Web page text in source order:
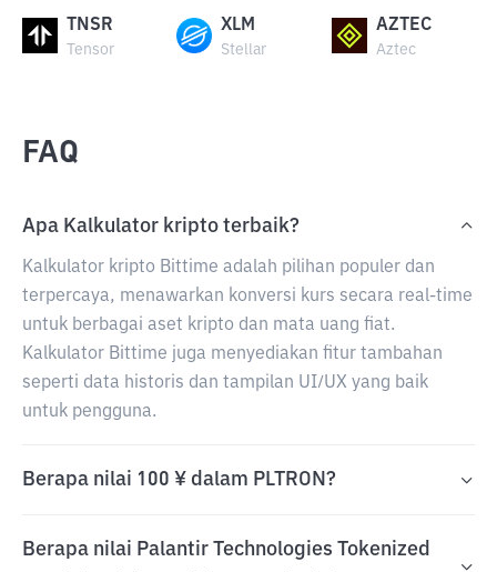
TNSR
Tensor
XLM
Stellar
AZTEC
Aztec
FAQ
Apa Kalkulator kripto terbaik?
Kalkulator kripto Bittime adalah pilihan populer dan
terpercaya, menawarkan konversi kurs secara real-time
untuk berbagai aset kripto dan mata uang fiat.
Kalkulator Bittime juga menyediakan fitur tambahan
seperti data historis dan tampilan UI/UX yang baik
untuk pengguna.
Berapa nilai 100 ¥ dalam PLTRON?
Berapa nilai Palantir Technologies Tokenized